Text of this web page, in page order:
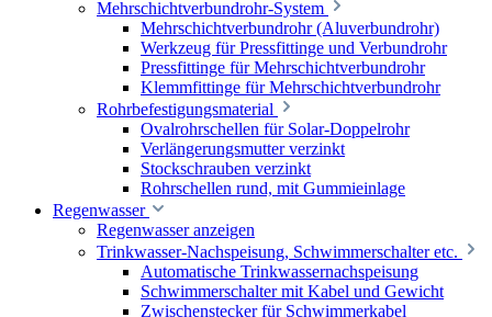
Mehrschichtverbundrohr-System
Mehrschichtverbundrohr (Aluverbundrohr)
Werkzeug für Pressfittinge und Verbundrohr
Pressfittinge für Mehrschichtverbundrohr
Klemmfittinge für Mehrschichtverbundrohr
Rohrbefestigungsmaterial
Ovalrohrschellen für Solar-Doppelrohr
Verlängerungsmutter verzinkt
Stockschrauben verzinkt
Rohrschellen rund, mit Gummieinlage
Regenwasser
Regenwasser anzeigen
Trinkwasser-Nachspeisung, Schwimmerschalter etc.
Automatische Trinkwassernachspeisung
Schwimmerschalter mit Kabel und Gewicht
Zwischenstecker für Schwimmerkabel